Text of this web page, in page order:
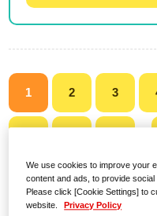
1 2 3
We use cookies to improve your
content and ads, to provide
Please click [Cookie Settings] to
website.
Privacy Policy